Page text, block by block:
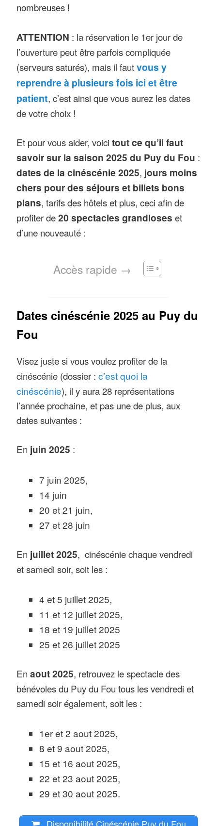
nombreuses !
ATTENTION : la réservation le 1er jour de
l’ouverture peut être parfois compliquée
(serveurs saturés), mais il fautvous y
reprendre à plusieurs fois ici et être
patient, c’est ainsi que vous aurez les dates
de votre choix !
Et pour vous aider, voicitout ce qu’il faut
savoir sur la saison 2025 du Puy du Fou :
dates de la cinéscénie 2025, jours moins
chers pour des séjours et billets bons
plans, tarifs des hôtels et plus, ceci afin de
profiter de20 spectacles grandioses et
d’une nouveauté :
Accès rapide →
Dates cinéscénie 2025 au Puy du
Fou
Visez juste si vous voulez profiter de la
cinéscénie (dossier :c’est quoi la
cinéscénie), il y aura 28 représentations
l’année prochaine, et pas une de plus, aux
dates suivantes :
En juin 2025 :
7 juin 2025,
14 juin
20 et 21 juin,
27 et 28 juin
En juillet 2025, cinéscénie chaque vendredi
et samedi soir, soit les :
4 et 5 juillet 2025,
11 et 12 juillet 2025,
18 et 19 juillet 2025
25 et 26 juillet 2025
Enaout 2025, retrouvez le spectacle des
bénévoles du Puy du Fou tous les vendredi et
samedi soir également, soit les :
1er et 2 aout 2025,
8 et 9 aout 2025,
15 et 16 aout 2025,
22 et 23 aout 2025,
29 et 30 aout 2025.
Disponibilité Cinéscénie Puy du Fou